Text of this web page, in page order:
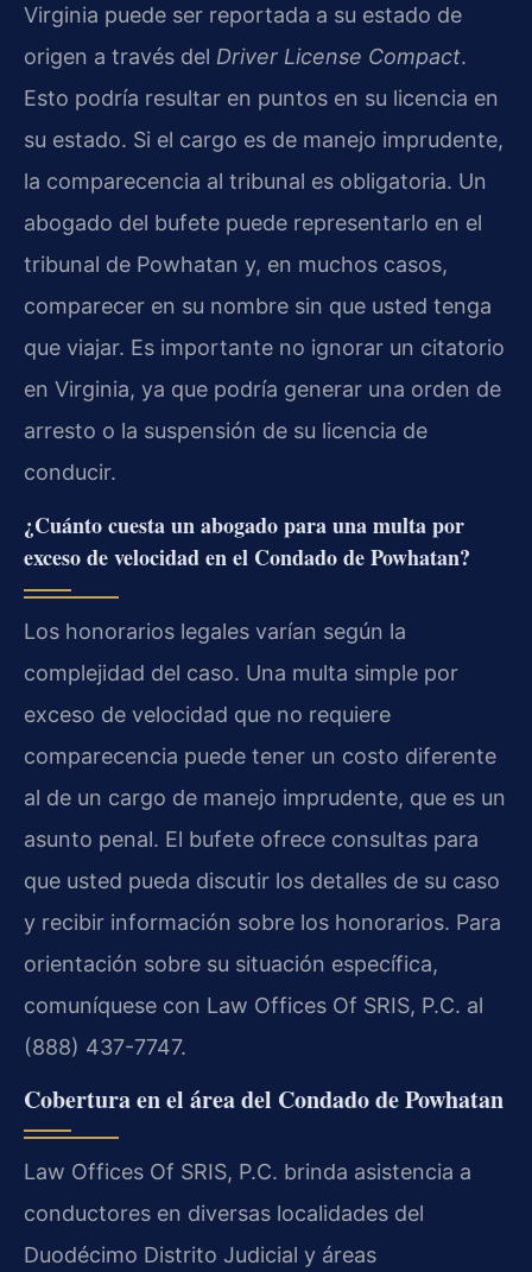
Virginia puede ser reportada a su estado de
origen a través del Driver License Compact.
Esto podría resultar en puntos en su licencia en
su estado. Si el cargo es de manejo imprudente,
la comparecencia al tribunal es obligatoria. Un
abogado del bufete puede representarlo en el
tribunal de Powhatan y, en muchos casos,
comparecer en su nombre sin que usted tenga
que viajar. Es importante no ignorar un citatorio
en Virginia, ya que podría generar una orden de
arresto o la suspensión de su licencia de
conducir.
¿Cuánto cuesta un abogado para una multa por
exceso de velocidad en el Condado de Powhatan?
Los honorarios legales varían según la
complejidad del caso. Una multa simple por
exceso de velocidad que no requiere
comparecencia puede tener un costo diferente
al de un cargo de manejo imprudente, que es un
asunto penal. El bufete ofrece consultas para
que usted pueda discutir los detalles de su caso
y recibir información sobre los honorarios. Para
orientación sobre su situación específica,
comuníquese con Law Offices Of SRIS, P.C. al
(888) 437-7747.
Cobertura en el área del Condado de Powhatan
Law Offices Of SRIS, P.C. brinda asistencia a
conductores en diversas localidades del
Duodécimo Distrito Judicial y áreas